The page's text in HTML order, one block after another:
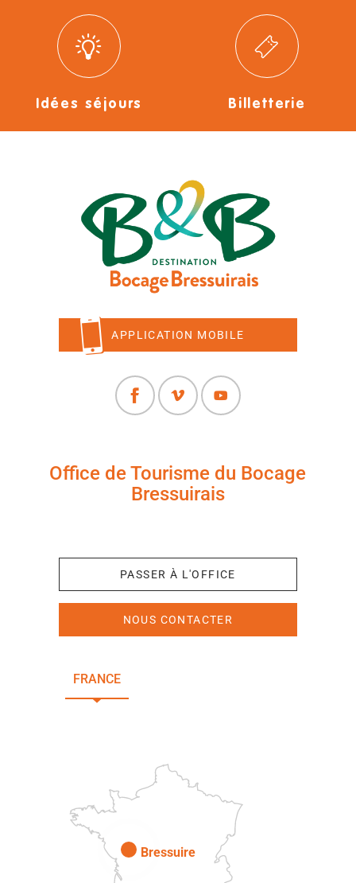
Idées séjours Billetterie
APPLICATION MOBILE
Office de Tourisme du Bocage
Bressuirais
PASSER À L'OFFICE
NOUS CONTACTER
FRANCE
Bressuire